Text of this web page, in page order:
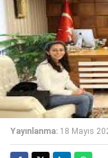
Yayınlanma: 18 Mayıs